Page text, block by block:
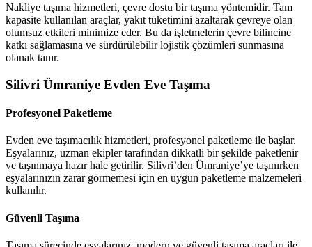
Nakliye taşıma hizmetleri, çevre dostu bir taşıma yöntemidir. Tam
kapasite kullanılan araçlar, yakıt tüketimini azaltarak çevreye olan
olumsuz etkileri minimize eder. Bu da işletmelerin çevre bilincine
katkı sağlamasına ve sürdürülebilir lojistik çözümleri sunmasına
olanak tanır.
Silivri Ümraniye Evden Eve Taşıma
Profesyonel Paketleme
Evden eve taşımacılık hizmetleri, profesyonel paketleme ile başlar.
Eşyalarınız, uzman ekipler tarafından dikkatli bir şekilde paketlenir
ve taşınmaya hazır hale getirilir. Silivri’den Ümraniye’ye taşınırken
eşyalarınızın zarar görmemesi için en uygun paketleme malzemeleri
kullanılır.
Güvenli Taşıma